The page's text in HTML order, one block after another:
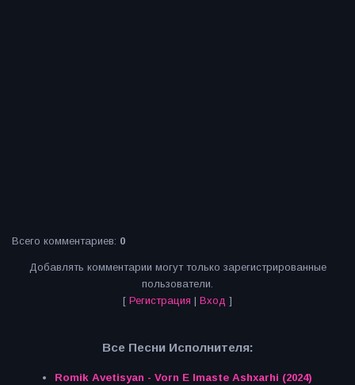
Всего комментариев: 0
Добавлять комментарии могут только зарегистрированные
пользователи.
[ Регистрация | Вход ]
Все Песни Исполнителя:
Romik Avetisyan - Vorn E Imaste Ashxarhi (2024)